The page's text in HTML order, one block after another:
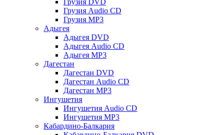
Грузия DVD
Грузия Audio CD
Грузия MP3
Адыгея
Адыгея DVD
Адыгея Audio CD
Адыгея MP3
Дагестан
Дагестан DVD
Дагестан Audio CD
Дагестан MP3
Ингушетия
Ингушетия Audio CD
Ингушетия MP3
Кабардино-Балкария